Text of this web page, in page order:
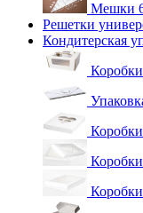
Мешки
Решетки
Кондитерская
Коробки